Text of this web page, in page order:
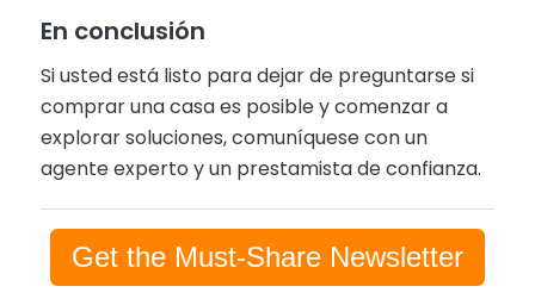
En conclusión
Si usted está listo para dejar de preguntarse si
comprar una casa es posible y comenzar a
explorar soluciones, comuníquese con un
agente experto y un prestamista de confianza.
Get the Must-Share Newsletter